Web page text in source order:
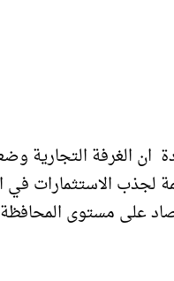
الغرفة التجارية
لجذب الاستثمارات
على مستوى المحافظة